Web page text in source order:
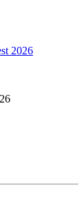
2026